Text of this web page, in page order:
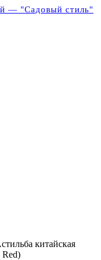
— "Садовый стиль"
китайская